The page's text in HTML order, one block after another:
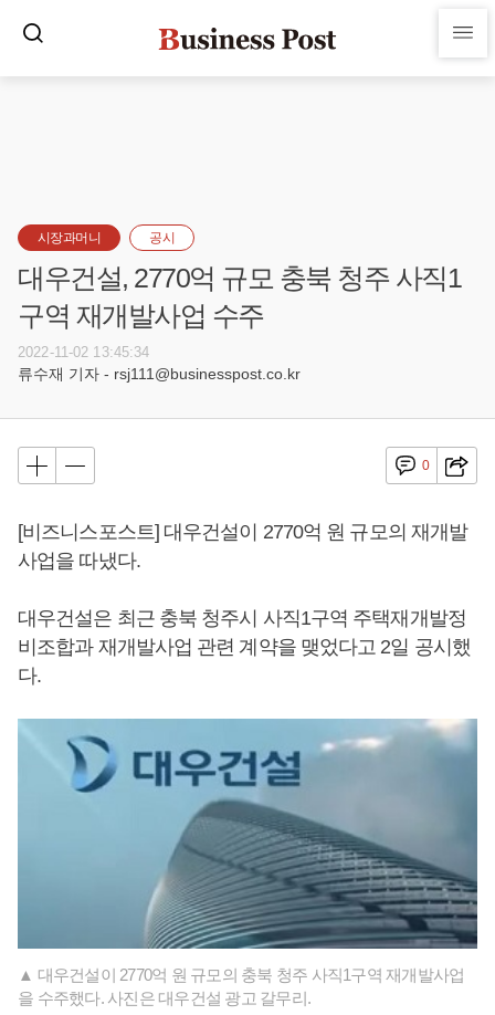
시장과머니 공시
대우건설, 2770억 규모 충북 청주 사직1
구역 재개발사업 수주
2022-11-02 13:45:34
류수재 기자 - rsj111@businesspost.co.kr
0
[비즈니스포스트] 대우건설이 2770억 원 규모의 재개발
사업을 따냈다.
대우건설은 최근 충북 청주시 사직1구역 주택재개발정
비조합과 재개발사업 관련 계약을 맺었다고 2일 공시했
다.
▲ 대우건설이 2770억 원 규모의 충북 청주 사직1구역 재개발사업
을 수주했다. 사진은 대우건설 광고 갈무리.